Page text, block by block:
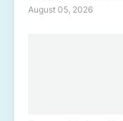
August 05, 2026